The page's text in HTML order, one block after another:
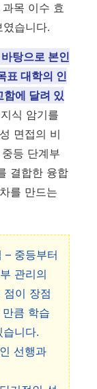
목 이수 효
습니다.
탕으로 본인
표 대학의 인
에 달려 있
식 암기를
면접의 비
등 단계부
결합한 융합
를 만드는
– 중등부터
관리의
점이 장점
큼 학습
니다.
선행과